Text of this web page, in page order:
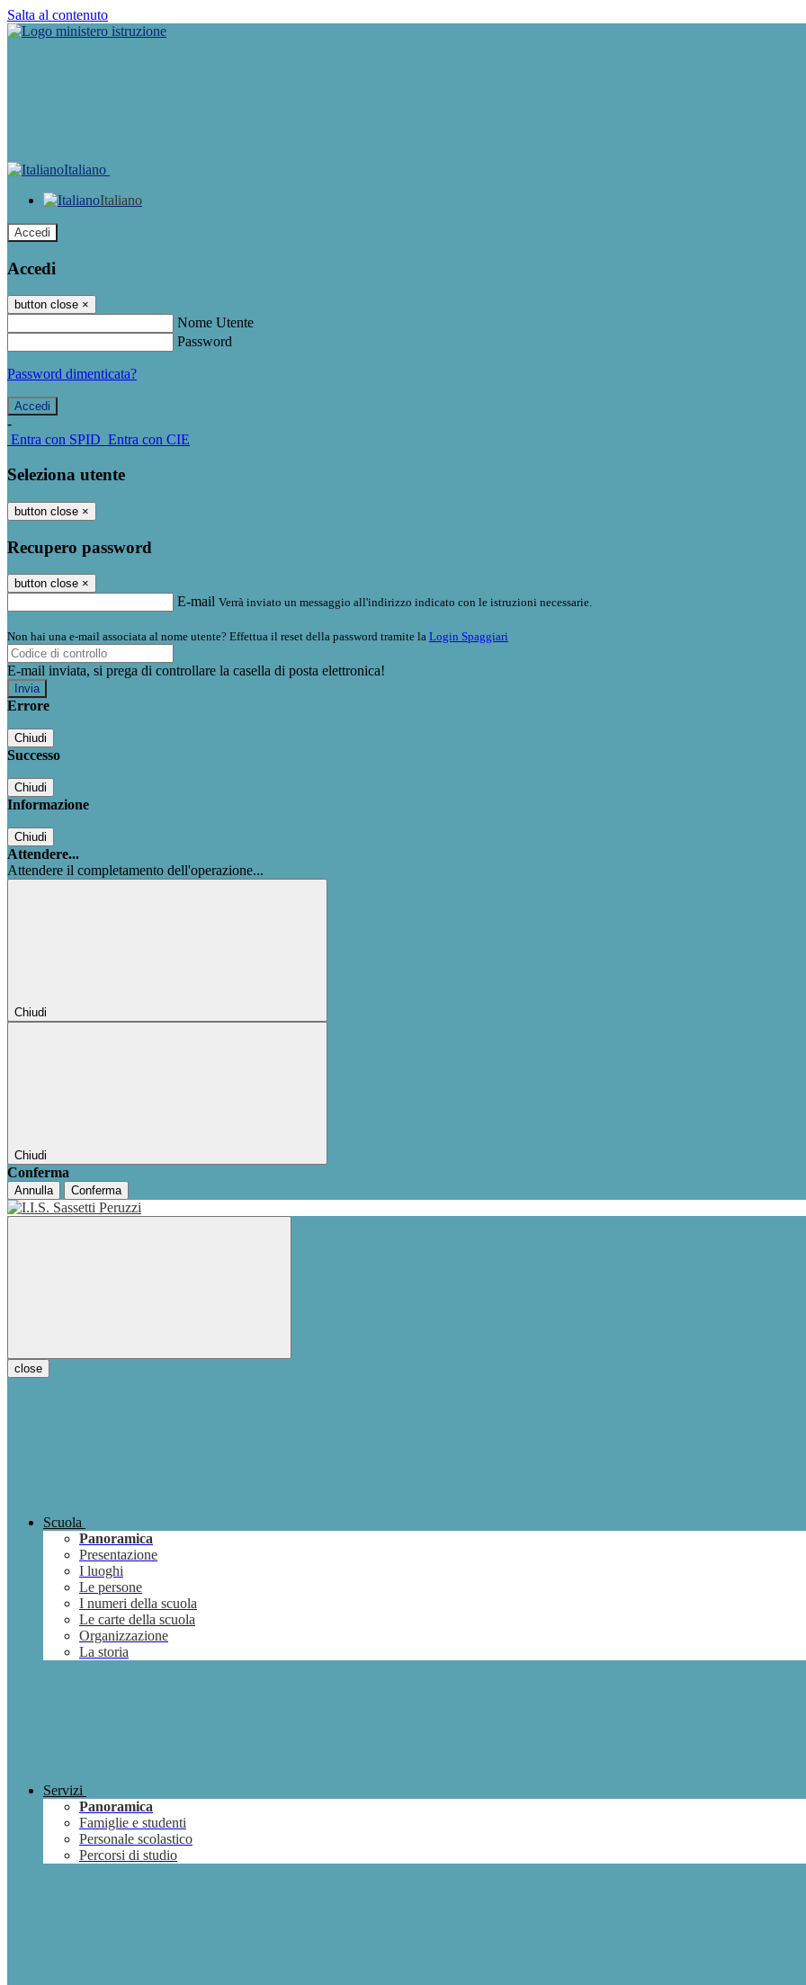
Salta al contenuto
Italiano
Italiano
Accedi
Accedi
button close ×
Nome Utente
Password
Password dimenticata?
-
Entra con SPID Entra con CIE
Seleziona utente
button close ×
Recupero password
button close ×
E-mail Verrà inviato un messaggio all'indirizzo indicato con le istruzioni necessarie.
Non hai una e-mail associata al nome utente? Effettua il reset della password tramite la Login Spaggiari
E-mail inviata, si prega di controllare la casella di posta elettronica!
Errore
Chiudi
Successo
Chiudi
Informazione
Chiudi
Attendere...
Attendere il completamento dell'operazione...
Chiudi
Chiudi
Conferma
Annulla Conferma
close
Scuola
Panoramica
Presentazione
I luoghi
Le persone
I numeri della scuola
Le carte della scuola
Organizzazione
La storia
Servizi
Panoramica
Famiglie e studenti
Personale scolastico
Percorsi di studio